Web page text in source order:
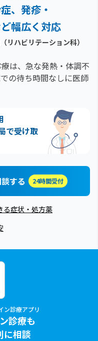
、 発疹・
幅広く対応
（リハビリテーション科）
は、急な発熱・体調不
の待ち時間なしに医師
で受け取
する 24時間受付
る症状・処方薬
ン診療アプリ
診療も
に相談